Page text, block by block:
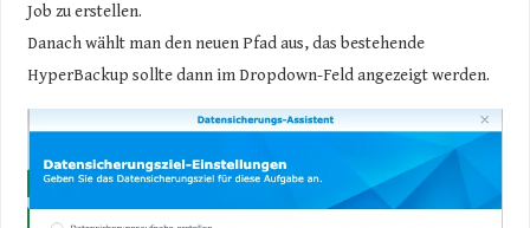
Job zu erstellen.
Danach wählt man den neuen Pfad aus, das bestehende
HyperBackup sollte dann im Dropdown-Feld angezeigt werden.